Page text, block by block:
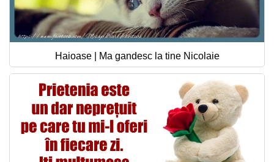
Haioase | Ma gandesc la tine Nicolaie